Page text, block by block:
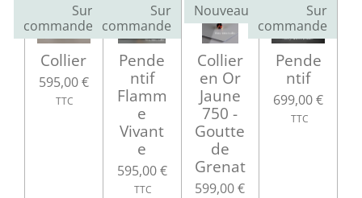
Sur
commande
Collier
595,00 €
Sur
commande
Pende
ntif
Flamm
e
Vivant
e
595,00 €
Nouveau
Collier
en Or
Jaune
750 -
Goutte
de
Grenat
599,00 €
Sur
commande
Pende
ntif
699,00 €